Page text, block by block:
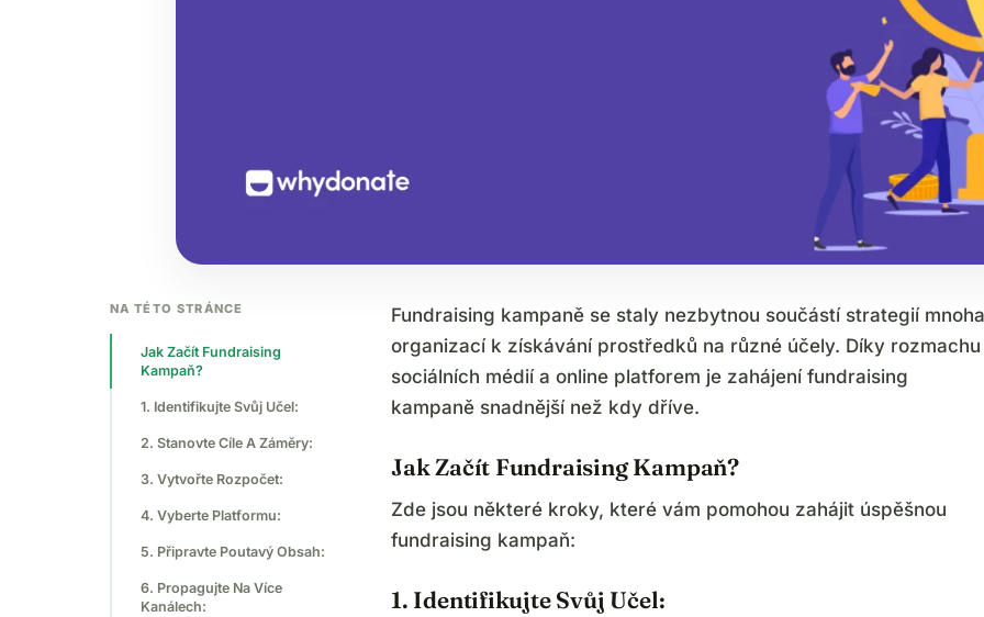
NA TÉTO STRÁNCE
Jak Začít Fundraising
Kampaň?
1. Identifikujte Svůj Učel:
2. Stanovte Cíle A Záměry:
3. Vytvořte Rozpočet:
4. Vyberte Platformu:
5. Připravte Poutavý Obsah:
6. Propagujte Na Více
Kanálech:
Fundraising kampaně se staly nezbytnou součástí strategií mnoha
organizací k získávání prostředků na různé účely. Díky rozmachu
sociálních médií a online platforem je zahájení fundraising
kampaně snadnější než kdy dříve.
Jak Začít Fundraising Kampaň?
Zde jsou některé kroky, které vám pomohou zahájit úspěšnou
fundraising kampaň:
1. Identifikujte Svůj Učel: